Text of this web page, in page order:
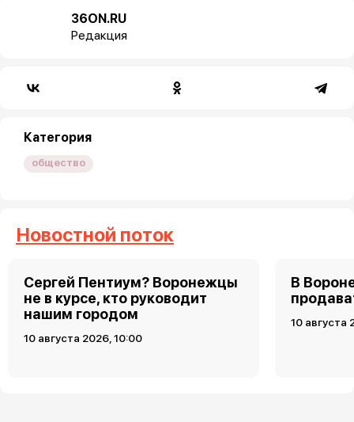
36ON.RU
Редакция
Категория
общество
Новостной поток
Сергей Пентиум? Воронежцы
не в курсе, кто руководит
нашим городом
10 августа 2026, 10:00
В
10 августа